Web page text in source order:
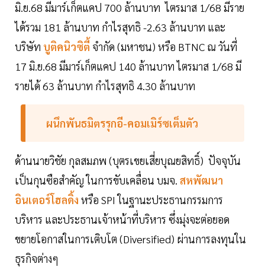
มิ.ย.68 มีมาร์เก็ตแคป 700 ล้านบาท ไตรมาส 1/68 มีราย
ได้รวม 181 ล้านบาท กำไรสุทธิ -2.63 ล้านบาท และ
บริษัท บูติคนิวซิตี้ จำกัด (มหาชน) หรือ BTNC ณ วันที่
17 มิ.ย.68 มีมาร์เก็ตแคป 140 ล้านบาท ไตรมาส 1/68 มี
รายได้ 63 ล้านบาท กำไรสุทธิ 4.30 ล้านบาท
ผนึกพันธมิตรรุกอี-คอมเมิร์ซเต็มตัว
ด้านนายวิชัย กุลสมภพ (บุตรเขยเสี่ยบุณยสิทธิ์) ปัจจุบัน
เป็นกุนซือสำคัญ ในการขับเคลื่อน บมจ. สหพัฒนา
อินเตอร์โฮลดิ้ง หรือ SPI ในฐานะประธานกรรมการ
บริหาร และประธานเจ้าหน้าที่บริหาร ซึ่งมุ่งจะต่อยอด
ขยายโอกาสในการเติบโต (Diversified) ผ่านการลงทุนใน
ธุรกิจต่างๆ